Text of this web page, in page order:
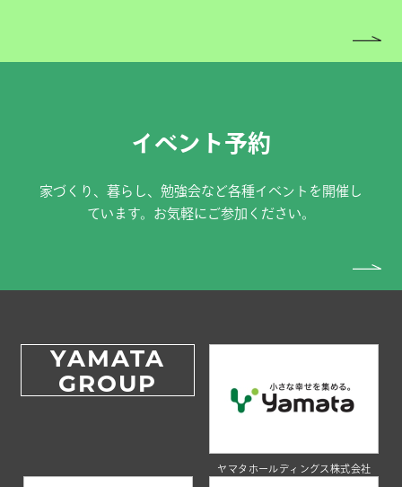
イベント予約
家づくり、暮らし、勉強会など各種イベントを開催し
ています。お気軽にご参加ください。
YAMATA
GROUP
ヤマタホールディングス株式会社